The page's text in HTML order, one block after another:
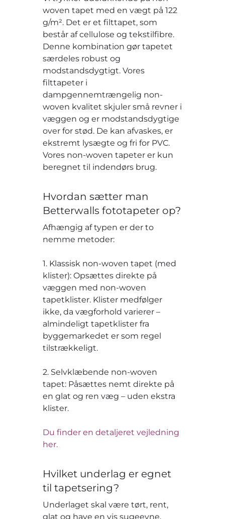
woven tapet med en vægt på 122
g/m². Det er et filttapet, som
består af cellulose og tekstilfibre.
Denne kombination gør tapetet
særdeles robust og
modstandsdygtigt. Vores
filttapeter i
dampgennemtrængelig non-
woven kvalitet skjuler små revner i
væggen og er modstandsdygtige
over for stød. De kan afvaskes, er
ekstremt lysægte og fri for PVC.
Vores non-woven tapeter er kun
beregnet til indendørs brug.
Hvordan sætter man
Betterwalls fototapeter op?
Afhængig af typen er der to
nemme metoder:
1. Klassisk non-woven tapet (med
klister): Opsættes direkte på
væggen med non-woven
tapetklister. Klister medfølger
ikke, da vægforhold varierer –
almindeligt tapetklister fra
byggemarkedet er som regel
tilstrækkeligt.
2. Selvklæbende non-woven
tapet: Påsættes nemt direkte på
en glat og ren væg – uden ekstra
klister.
Du finder en detaljeret vejledning
her.
Hvilket underlag er egnet
til tapetsering?
Underlaget skal være tørt, rent,
glat og have en vis sugeevne.